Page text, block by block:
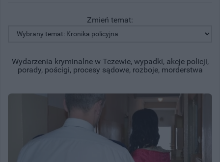
Zmień temat:
Wydarzenia kryminalne w Tczewie, wypadki, akcje policji,
porady, pościgi, procesy sądowe, rozboje, morderstwa